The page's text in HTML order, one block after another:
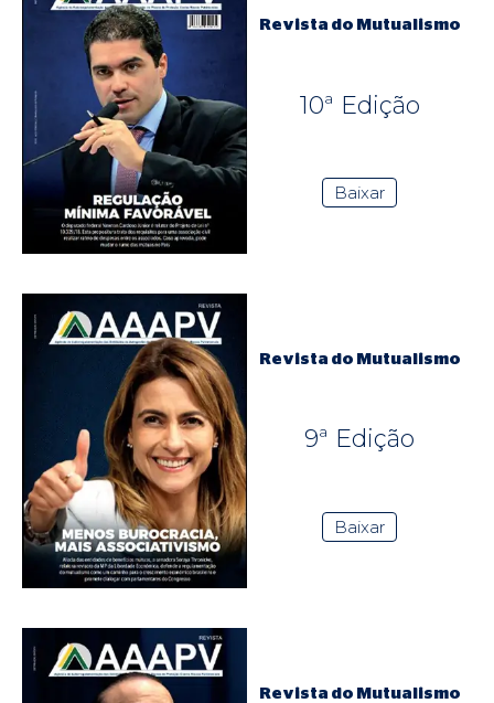
Revista do Mutualismo
10ª Edição
Baixar
Revista do Mutualismo
9ª Edição
Baixar
Revista do Mutualismo